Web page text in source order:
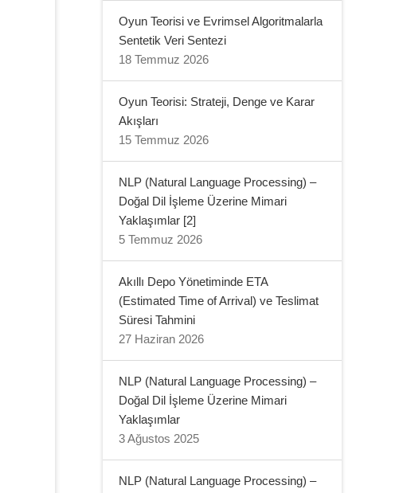
Oyun Teorisi ve Evrimsel Algoritmalarla
Sentetik Veri Sentezi
18 Temmuz 2026
Oyun Teorisi: Strateji, Denge ve Karar
Akışları
15 Temmuz 2026
NLP (Natural Language Processing) –
Doğal Dil İşleme Üzerine Mimari
Yaklaşımlar [2]
5 Temmuz 2026
Akıllı Depo Yönetiminde ETA
(Estimated Time of Arrival) ve Teslimat
Süresi Tahmini
27 Haziran 2026
NLP (Natural Language Processing) –
Doğal Dil İşleme Üzerine Mimari
Yaklaşımlar
3 Ağustos 2025
NLP (Natural Language Processing) –